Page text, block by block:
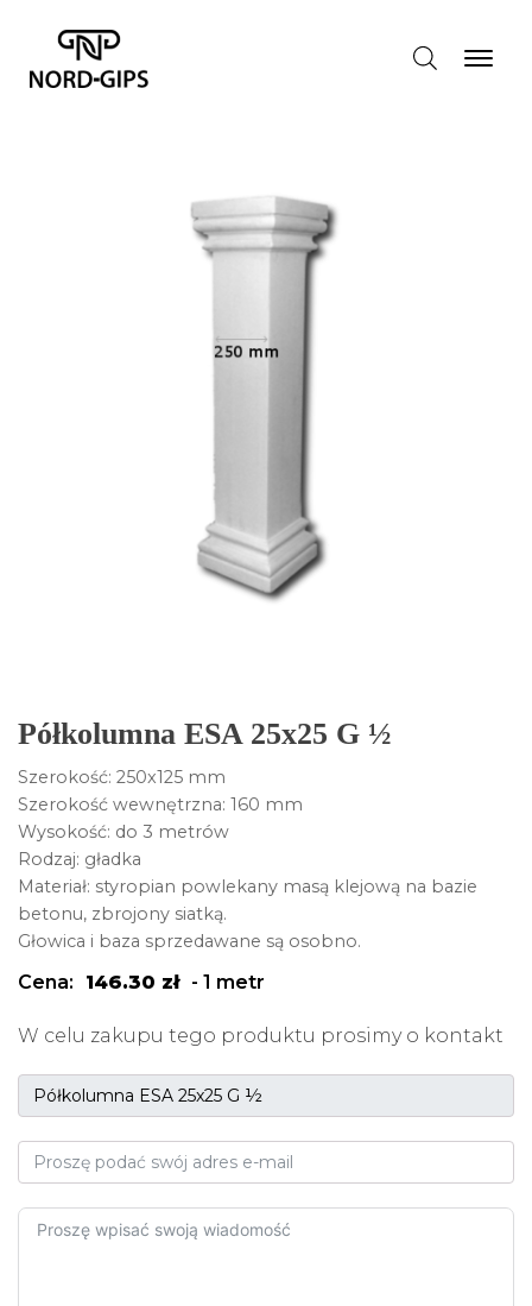
Półkolumna ESA 25x25 G ½
Szerokość: 250x125 mm
Szerokość wewnętrzna: 160 mm
Wysokość: do 3 metrów
Rodzaj: gładka
Materiał: styropian powlekany masą klejową na bazie
betonu, zbrojony siatką.
Głowica i baza sprzedawane są osobno.
Cena: 146.30 zł - 1 metr
W celu zakupu tego produktu prosimy o kontakt